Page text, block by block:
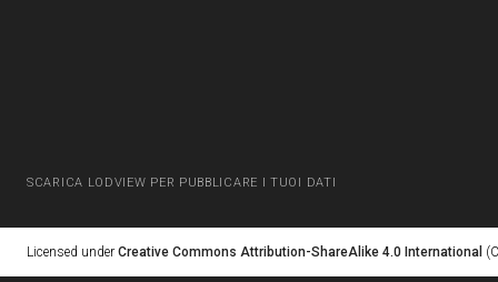
SCARICA LODVIEW PER PUBBLICARE I TUOI DATI
Licensed under Creative Commons Attribution-ShareAlike 4.0 International